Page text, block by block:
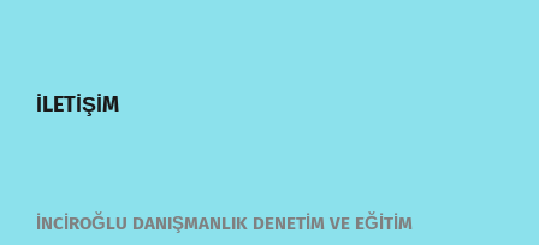
İLETİŞİM
İNCİROĞLU DANIŞMANLIK DENETİM VE EĞİTİM